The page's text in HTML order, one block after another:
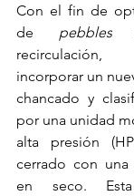
Con el fin de
de pebbles y
incorporar un
chancado y
por una unidad
alta presión
cerrado con una
en seco.